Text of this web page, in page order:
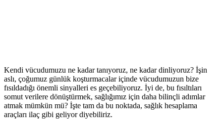
Kendi vücudumuzu ne kadar tanıyoruz, ne kadar dinliyoruz? İşin
aslı, çoğumuz günlük koşturmacalar içinde vücudumuzun bize
fısıldadığı önemli sinyalleri es geçebiliyoruz. İyi de, bu fısıltıları
somut verilere dönüştürmek, sağlığımız için daha bilinçli adımlar
atmak mümkün mü? İşte tam da bu noktada, sağlık hesaplama
araçları ilaç gibi geliyor diyebiliriz.